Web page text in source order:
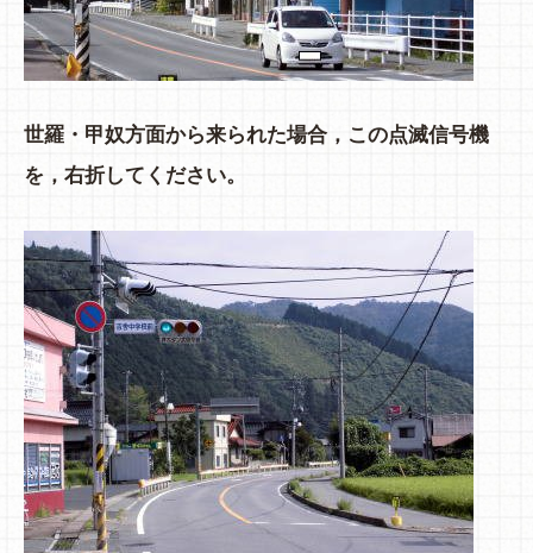
世羅・甲奴方面から来られた場合，この点滅信号機
を，右折してください。